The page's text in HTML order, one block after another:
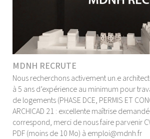
MDNH RECRUTE
Nous recherchons activement un.e
à 5 ans d’expérience au minimum pour
de logements (PHASE DCE, PERMIS ET
ARCHICAD 21 : excellente maîtrise
correspond, merci de nous faire parvenir
PDF (moins de 10 Mo) à emploi@mdnh.fr